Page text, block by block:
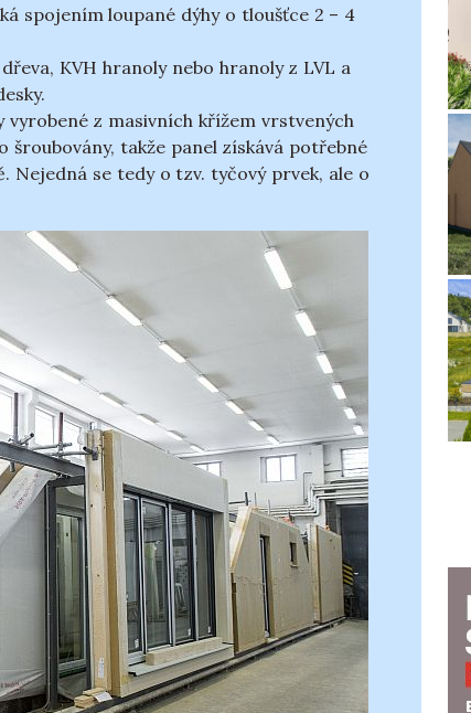
spojením loupané dýhy o tloušťce 2 – 4
KVH hranoly nebo hranoly z LVL a
vyrobené z masivních křížem vrstvených
šroubovány, takže panel získává potřebné
Nejedná se tedy o tzv. tyčový prvek, ale o